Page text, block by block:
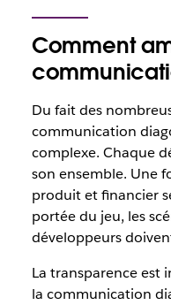
Comment
Du fait des
communication
complexe. Chaque
son ensemble. Une
produit et financier
portée du jeu, les
développeurs
La transparence est
la communication